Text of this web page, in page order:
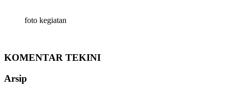
foto kegiatan
KOMENTAR TEKINI
Arsip